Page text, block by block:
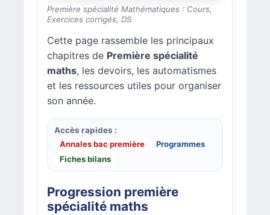
Première spécialité Mathématiques : Cours,
Exercices corrigés, DS
Cette page rassemble les principaux
chapitres de Première spécialité
maths, les devoirs, les automatismes
et les ressources utiles pour organiser
son année.
Accès rapides :
Annales bac première
Programmes
Fiches bilans
Progression première
spécialité maths